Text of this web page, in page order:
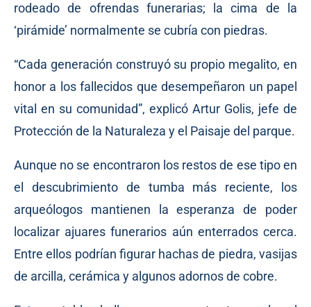
rodeado de ofrendas funerarias; la cima de la
‘pirámide’ normalmente se cubría con piedras.
“Cada generación construyó su propio megalito, en
honor a los fallecidos que desempeñaron un papel
vital en su comunidad”, explicó Artur Golis, jefe de
Protección de la Naturaleza y el Paisaje del parque.
Aunque no se encontraron los restos de ese tipo en
el descubrimiento de tumba más reciente, los
arqueólogos mantienen la esperanza de poder
localizar ajuares funerarios aún enterrados cerca.
Entre ellos podrían figurar hachas de piedra, vasijas
de arcilla, cerámica y algunos adornos de cobre.